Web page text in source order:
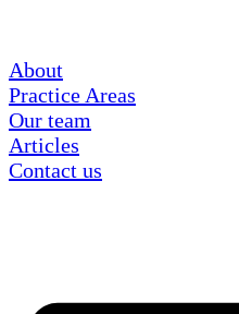
About
Practice Areas
Our team
Articles
Contact us